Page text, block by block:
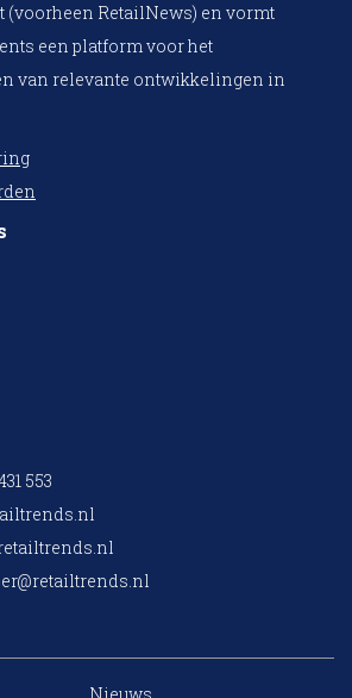
(voorheen RetailNews) en vormt
een platform voor het
van relevante ontwikkelingen in
553